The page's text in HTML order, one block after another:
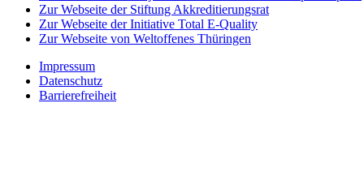
Zur Webseite der Stiftung Akkreditierungsrat
Zur Webseite der Initiative Total E-Quality
Zur Webseite von Weltoffenes Thüringen
Impressum
Datenschutz
Barrierefreiheit